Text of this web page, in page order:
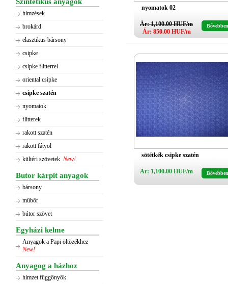
himzések
brokárd
elasztikus bársony
csipke
csipke flitterrel
oriental csipke
csipke szatén
nyomatok
flitterek
rakott szatén
rakott fátyol
kültéri szövetek New!
Butor kárpit anyagok
bársony
műbőr
bútor szövet
Egyházi kelme
Anyagok a Papi öltözékhez
New!
Anyagog a házhoz
himzet függönyök
nyomatok 02
Ár: 1,100.00 HUF/m
Ár: 850.00 HUF/m
Bővebben
sötétkék csipke szatén
Ár: 1,100.00 HUF/m Bővebben